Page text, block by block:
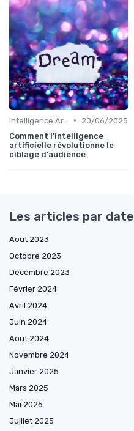
•
20/06/2025
Comment l'intelligence
artificielle révolutionne le
ciblage d'audience
Les articles par date
Août 2023
Octobre 2023
Décembre 2023
Février 2024
Avril 2024
Juin 2024
Août 2024
Novembre 2024
Janvier 2025
Mars 2025
Mai 2025
Juillet 2025